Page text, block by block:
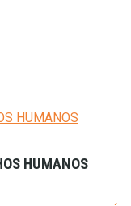
HUMANOS